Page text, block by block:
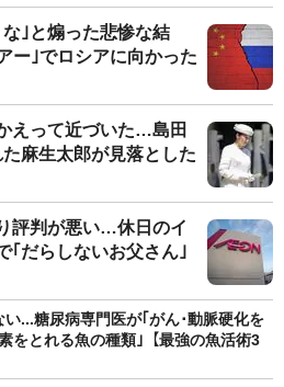
｣と煽った悲惨な結
ー｣でロシアに向かった
えって近づいた…島田
麻生太郎が見落とした
評判が悪い…休日のイ
｢だらしないお父さん｣
...糖尿病専門医が｢がん･動脈硬化を
をとれる魚の種類｣【最強の魚活術3